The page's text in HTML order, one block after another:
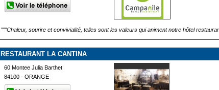
"""Chaleur, sourire et convivialité, telles sont les valeurs qui animent notre hôtel
RESTAURANT LA CANTINA
60 Montee Julia Barthet
84100 - ORANGE